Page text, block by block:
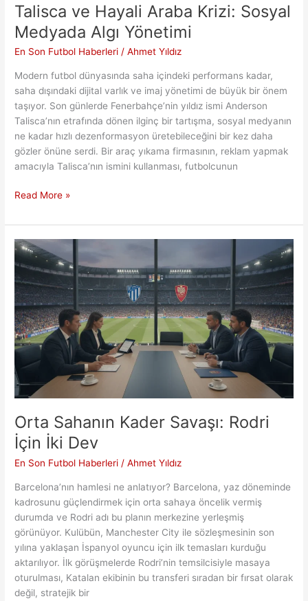
Talisca ve Hayali Araba Krizi: Sosyal
Medyada Algı Yönetimi
En Son Futbol Haberleri /Ahmet Yıldız
Modern futbol dünyasında saha içindeki performans kadar,
saha dışındaki dijital varlık ve imaj yönetimi de büyük bir önem
taşıyor. Son günlerde Fenerbahçe’nin yıldız ismi Anderson
Talisca’nın etrafında dönen ilginç bir tartışma, sosyal medyanın
ne kadar hızlı dezenformasyon üretebileceğini bir kez daha
gözler önüne serdi. Bir araç yıkama firmasının, reklam yapmak
amacıyla Talisca’nın ismini kullanması, futbolcunun
Talisca
Hayali
Araba
Krizi:
Sosyal
Medyada
Algı
Yönetimi
Read More »
Orta Sahanın Kader Savaşı: Rodri
İçin İki Dev
En Son Futbol Haberleri /Ahmet Yıldız
Barcelona’nın hamlesi ne anlatıyor? Barcelona, yaz döneminde
kadrosunu güçlendirmek için orta sahaya öncelik vermiş
durumda ve Rodri adı bu planın merkezine yerleşmiş
görünüyor. Kulübün, Manchester City ile sözleşmesinin son
yılına yaklaşan İspanyol oyuncu için ilk temasları kurduğu
aktarılıyor. İlk görüşmelerde Rodri’nin temsilcisiyle masaya
oturulması, Katalan ekibinin bu transferi sıradan bir fırsat olarak
değil, stratejik bir